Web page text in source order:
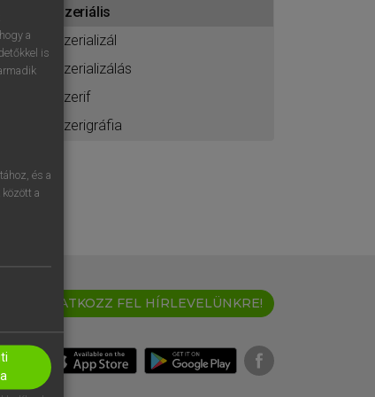
szeriális
szerializál
szerializálás
szerif
szerigráfia
IRATKOZZ FEL HÍRLEVELÜNKRE!
a
is
és a
a